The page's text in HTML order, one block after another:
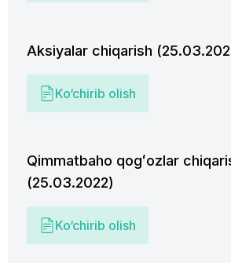
Aksiyalar chiqarish
Ko‘chirib olish
Qimmatbaho qogʻozlar
(25.03.2022)
Ko‘chirib olish